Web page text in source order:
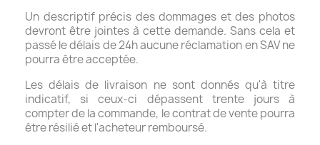
Un descriptif précis des dommages et des photos
devront être jointes à cette demande. Sans cela et
passé le délais de 24h aucune réclamation en SAV ne
pourra être acceptée.
Les délais de livraison ne sont donnés qu'à titre
indicatif, si ceux-ci dépassent trente jours à
compter de la commande, le contrat de vente pourra
être résilié et l'acheteur remboursé.